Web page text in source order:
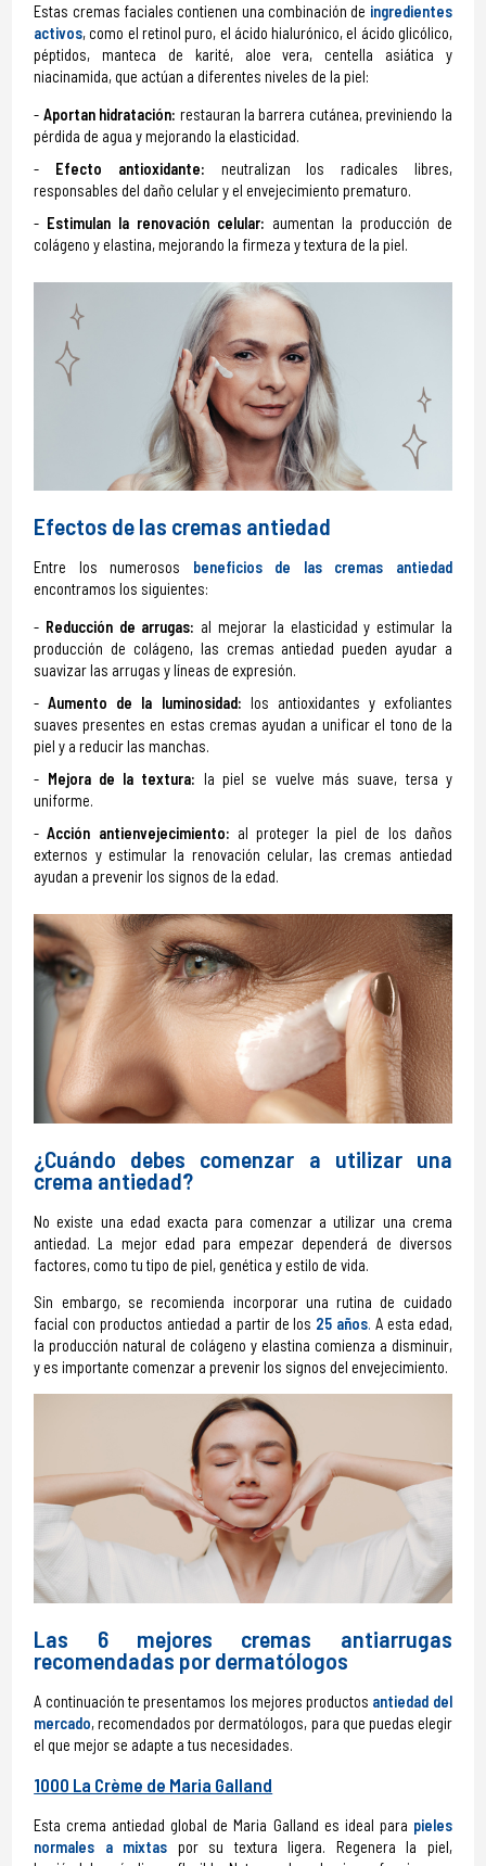
Estas cremas faciales contienen una combinación de ingredientes
activos, como el retinol puro, el ácido hialurónico, el ácido glicólico,
péptidos, manteca de karité, aloe vera, centella asiática y
niacinamida, que actúan a diferentes niveles de la piel:
Aportan hidratación: restauran la barrera cutánea, previniendo la
pérdida de agua y mejorando la elasticidad.
Efecto antioxidante: neutralizan los radicales libres,
responsables del daño celular y el envejecimiento prematuro.
Estimulan la renovación celular: aumentan la producción de
colágeno y elastina, mejorando la firmeza y textura de la piel.
Efectos de las cremas antiedad
Entre los numerosos beneficios de las cremas antiedad
encontramos los siguientes:
Reducción de arrugas: al mejorar la elasticidad y estimular la
producción de colágeno, las cremas antiedad pueden ayudar a
suavizar las arrugas y líneas de expresión.
Aumento de la luminosidad: los antioxidantes y exfoliantes
suaves presentes en estas cremas ayudan a unificar el tono de la
piel y a reducir las manchas.
Mejora de la textura: la piel se vuelve más suave, tersa y
uniforme.
Acción antienvejecimiento: al proteger la piel de los daños
externos y estimular la renovación celular, las cremas antiedad
ayudan a prevenir los signos de la edad.
¿Cuándo debes comenzar a utilizar una
crema antiedad?
No existe una edad exacta para comenzar a utilizar una crema
antiedad. La mejor edad para empezar dependerá de diversos
factores, como tu tipo de piel, genética y estilo de vida.
Sin embargo, se recomienda incorporar una rutina de cuidado
facial con productos antiedad a partir de los 25 años. A esta edad,
la producción natural de colágeno y elastina comienza a disminuir,
y es importante comenzar a prevenir los signos del envejecimiento.
Las 6 mejores cremas antiarrugas
recomendadas por dermatólogos
A continuación te presentamos los mejores productos antiedad del
mercado, recomendados por dermatólogos, para que puedas elegir
el que mejor se adapte a tus necesidades.
1000 La Crème de Maria Galland
Esta crema antiedad global de Maria Galland es ideal para pieles
normales a mixtas por su textura ligera. Regenera la piel,